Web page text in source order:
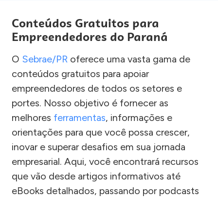
Conteúdos Gratuitos para
Empreendedores do Paraná
O Sebrae/PR oferece uma vasta gama de
conteúdos gratuitos para apoiar
empreendedores de todos os setores e
portes. Nosso objetivo é fornecer as
melhores ferramentas, informações e
orientações para que você possa crescer,
inovar e superar desafios em sua jornada
empresarial. Aqui, você encontrará recursos
que vão desde artigos informativos até
eBooks detalhados, passando por podcasts